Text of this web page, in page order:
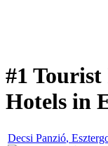
#1
Hotels in
Decsi Panzió,